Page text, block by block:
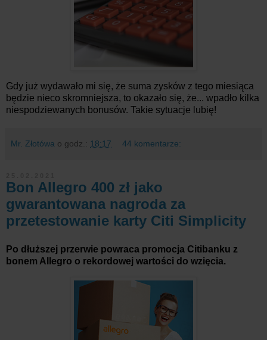
Gdy już wydawało mi się, że suma zysków z tego miesiąca
będzie nieco skromniejsza, to okazało się, że... wpadło kilka
niespodziewanych bonusów. Takie sytuacje lubię!
Mr. Złotówa o godz.: 18:17 44 komentarze:
Bon Allegro 400 zł jako
gwarantowana nagroda za
przetestowanie karty Citi Simplicity
Po dłuższej przerwie powraca promocja Citibanku z
bonem Allegro o rekordowej wartości do wzięcia.